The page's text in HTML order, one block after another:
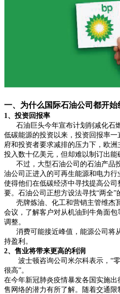
一、为什么国际石油公司都开始
1、投资回报率
石油巨头今年宣布计划削减化石
低碳能源的投资以来，投资回报率
府和投资者要求减排的压力下，欧
投入数十亿美元，但却难以制订出能
不过，大型石油公司的石油产品
油公司正进入的可再生能源和电力
使得他们在低碳经济中寻找提高公
要。石油公司正想方设法寻找“两全”
壳牌炼油、化工和营销主管维杰
会议，了解客户对从机油到牛角面
调整。
消费可能接近峰值，能源公司将
持盈利。
2、售业将带来更高的利润
波士顿咨询公司米尔科表示，“零
很高”。
在今年新冠肺炎疫情暴发各国实施
售网络的潜力有所了解。随着交通限